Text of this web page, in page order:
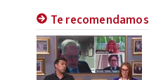
Te recomendamos